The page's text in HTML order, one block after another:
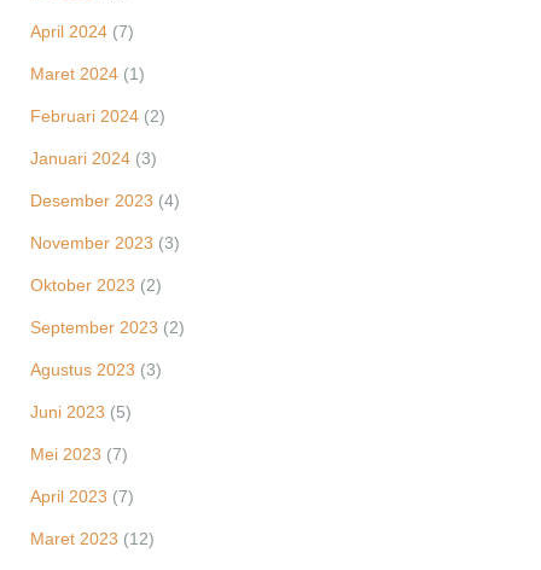
April 2024 (7)
Maret 2024 (1)
Februari 2024 (2)
Januari 2024 (3)
Desember 2023 (4)
November 2023 (3)
Oktober 2023 (2)
September 2023 (2)
Agustus 2023 (3)
Juni 2023 (5)
Mei 2023 (7)
April 2023 (7)
Maret 2023 (12)